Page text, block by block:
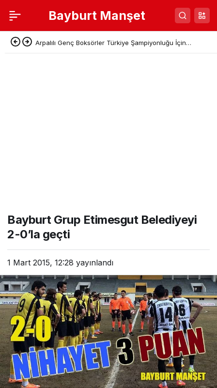
Bayburt Manşet
Arpalılı Genç Boksörler Türkiye Şampiyonluğu İçin
Bayburt Grup Etimesgut Belediyeyi
2-0’la geçti
1 Mart 2015, 12:28 yayınlandı